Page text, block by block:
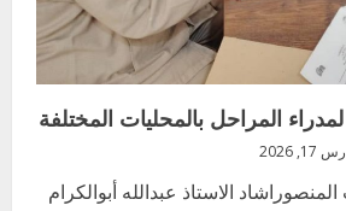
المراحل بالمحليات المختلفة
2026
الاستاذ عبدالله أبوالكرام